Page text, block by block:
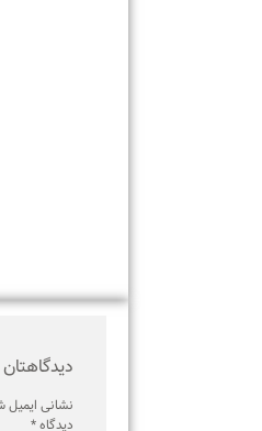
دیدگاهتان را
نشانی ایمیل شما
دیدگاه*